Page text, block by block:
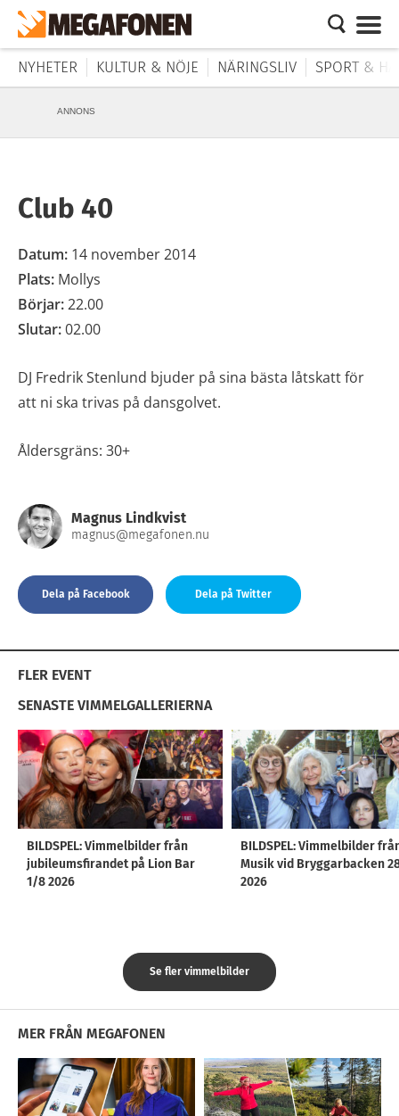
NYHETER KULTUR & NÖJE NÄRINGSLIV SPORT &
ANNONS
Club 40
Datum: 14 november 2014
Plats: Mollys
Börjar:22.00
Slutar:02.00
DJ Fredrik Stenlund bjuder på sina bästa låtskatt för
att ni ska trivas på dansgolvet.
Åldersgräns: 30+
Magnus Lindkvist
magnus@megafonen.nu
Dela på Facebook Dela på Twitter
FLER EVENT
SENASTE VIMMELGALLERIERNA
BILDSPEL: Vimmelbilder från
jubileumsfirandet på Lion Bar
1/8 2026
BILDSPEL: Vimmelbilder
Musik vid Bryggarbacken
2026
Se fler vimmelbilder
MER FRÅN MEGAFONEN